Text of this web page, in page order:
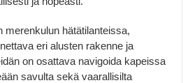
hätätilanteissa,
eri alusten rakenne ja
on osattava navigoida kapeissa
savulta sekä vaarallisilta